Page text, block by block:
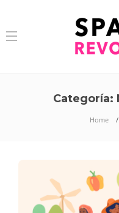
Categoría:
Home